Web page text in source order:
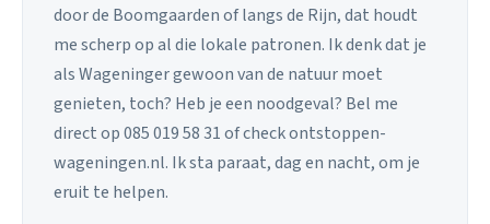
door de Boomgaarden of langs de Rijn, dat houdt
me scherp op al die lokale patronen. Ik denk dat je
als Wageninger gewoon van de natuur moet
genieten, toch? Heb je een noodgeval? Bel me
direct op 085 019 58 31 of check ontstoppen-
wageningen.nl. Ik sta paraat, dag en nacht, om je
eruit te helpen.